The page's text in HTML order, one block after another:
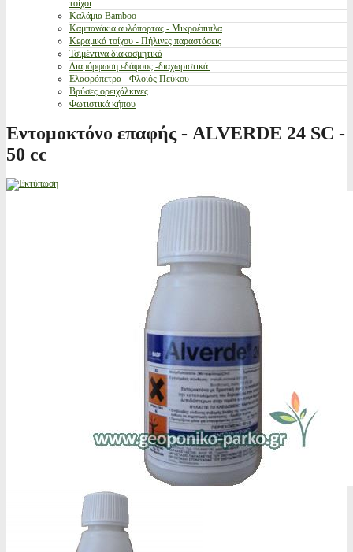
τοίχοι
Καλάμια Bamboo
Καμπανάκια αυλόπορτας - Μικροέπιπλα
Κεραμικά τοίχου - Πήλινες παραστάσεις
Τσιμέντινα διακοσμητικά
Διαμόρφωση εδάφους -διαχωριστικά.
Ελαφρόπετρα - Φλοιός Πεύκου
Βρύσες ορειχάλκινες
Φωτιστικά κήπου
Εντομοκτόνο επαφής - ALVERDE 24 SC -
50 cc